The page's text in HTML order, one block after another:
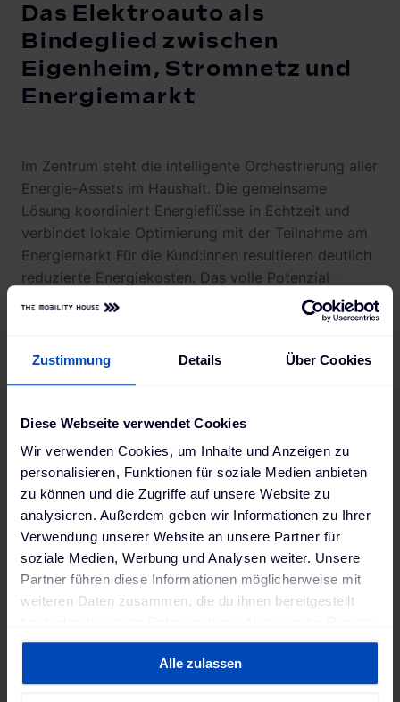
Zustimmung Details Über Cookies
Diese Webseite verwendet Cookies
Wir verwenden Cookies, um Inhalte und Anzeigen zu
personalisieren, Funktionen für soziale Medien anbieten
zu können und die Zugriffe auf unsere Website zu
analysieren. Außerdem geben wir Informationen zu Ihrer
Verwendung unserer Website an unsere Partner für
soziale Medien, Werbung und Analysen weiter. Unsere
Partner führen diese Informationen möglicherweise mit
weiteren Daten zusammen, die du ihnen bereitgestellt
gesammelt haben. Weitere Informationen findest du in
Datenschutzerklärungund unserem
Impressum.
Alle zulassen
Das Elektroauto als
Bindeglied zwischen
Eigenheim, Stromnetz und
Energiemarkt
Im Zentrum steht die intelligente Orchestrierung aller
Energie-Assets im Haushalt. Die gemeinsame
Lösung koordiniert Energieflüsse in Echtzeit und
verbindet lokale Optimierung mit der Teilnahme am
Energiemarkt Für die Kund:innen resultieren deutlich
reduzierte Energiekosten. Das volle Potenzial
entfaltet sich mit bidirektionalem Laden: Das
Eigenheim, Elektromobilität und Energiemarkt
miteinander verbindet. Überschüssiger Solarstrom
Bedarf im Haushalt genutzt (Vehicle-to-Home –
V2H) oder als Flexibilität für das Stromnetz
bereitgestellt werden (Vehicle-to-Grid – V2G).
Ein zentraler Baustein dafür ist die bidirektionale
DC-Wallbox ChargeLine BiDi von The Mobility
House, die Elektrofahrzeuge nicht nur lädt, sondern
ihre Batterien auch für Haushalt und Energiemarkt
nutzbar macht. Sie verbindet Hardware, intelligentes
Anbindung an die Flexibilitätsvermarktung – und ist
auf breite Interoperabilität mit künftigen
Fahrzeugklassen ausgelegt.